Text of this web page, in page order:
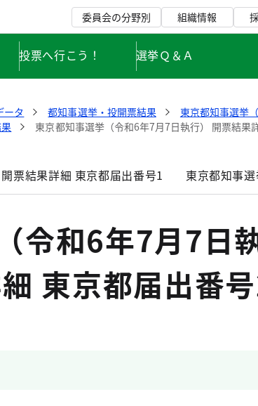
委員会の分野別 組織情報
投票へ行こう！ 選挙Ｑ＆Ａ
ータ 都知事選挙・投開票結果
東京都知事選挙
東京都知事選挙（令和6年7月7日執行） 開票結果
票結果詳細 東京都届出番号1 東京都知事
令和6年7月7日
東京都届出番